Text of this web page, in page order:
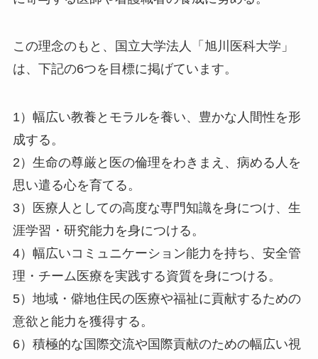
この理念のもと、国立大学法人「旭川医科大学」
は、下記の6つを目標に掲げています。
1）幅広い教養とモラルを養い、豊かな人間性を形
成する。
2）生命の尊厳と医の倫理をわきまえ、病める人を
思い遣る心を育てる。
3）医療人としての高度な専門知識を身につけ、生
涯学習・研究能力を身につける。
4）幅広いコミュニケーション能力を持ち、安全管
理・チーム医療を実践する資質を身につける。
5）地域・僻地住民の医療や福祉に貢献するための
意欲と能力を獲得する。
6）積極的な国際交流や国際貢献のための幅広い視